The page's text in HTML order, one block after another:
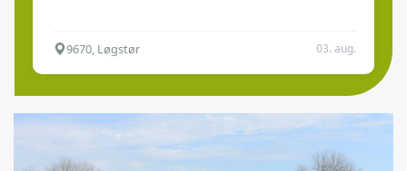
9670, Løgstør 03. aug.